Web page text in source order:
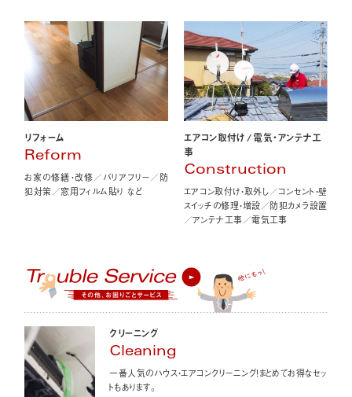
リフォーム
Reform
お家の修繕・改修／バリアフリー／防
犯対策／窓用フィルム貼り など
エアコン取付け/電気・アンテナ工
事
Construction
エアコン取付け・取外し／コンセント・壁
スイッチの修理・増設／防犯カメラ設置
／アンテナ工事／電気工事
クリーニング
Cleaning
一番人気のハウス・エアコンクリーニング！まとめてお得なセッ
トもあります。